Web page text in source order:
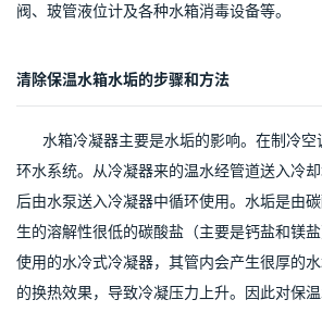
阀、玻管液位计及各种水箱消毒设备等。
清除保温水箱水垢的步骤和方法
水箱冷凝器主要是水垢的影响。在制冷空
环水系统。从冷凝器来的温水经管道送入冷
后由水泵送入冷凝器中循环使用。水垢是由
生的溶解性很低的碳酸盐（主要是钙盐和镁
使用的水冷式冷凝器，其管内会产生很厚的
的换热效果，导致冷凝压力上升。因此对保